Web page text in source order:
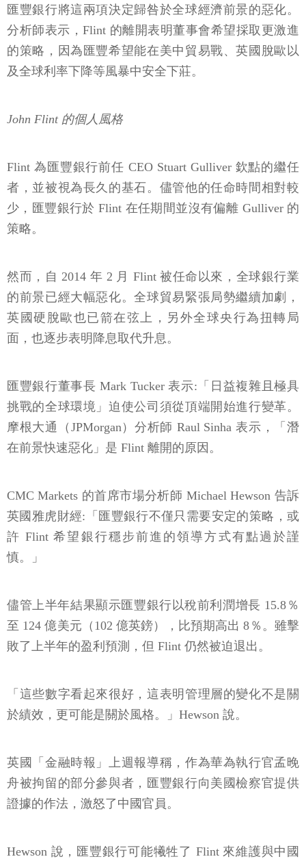
匯豐銀行將這兩項決定歸咎於全球經濟前景的惡化。
分析師表示，Flint 的離開表明董事會希望採取更激進
的策略，因為匯豐希望能在美中貿易戰、英國脫歐以
及全球利率下降等風暴中安全下莊。
John Flint 的個人風格
Flint 為匯豐銀行前任 CEO Stuart Gulliver 欽點的繼任
者，並被視為長久的基石。儘管他的任命時間相對較
少，匯豐銀行於 Flint 在任期間並沒有偏離 Gulliver 的
策略。
然而，自 2014 年 2 月 Flint 被任命以來，全球銀行業
的前景已經大幅惡化。全球貿易緊張局勢繼續加劇，
英國硬脫歐也已箭在弦上，另外全球央行為扭轉局
面，也逐步表明降息取代升息。
匯豐銀行董事長 Mark Tucker 表示:「日益複雜且極具
挑戰的全球環境」迫使公司須從頂端開始進行變革。
摩根大通（JPMorgan）分析師 Raul Sinha 表示，「潛
在前景快速惡化」是 Flint 離開的原因。
CMC Markets 的首席市場分析師 Michael Hewson 告訴
英國雅虎財經:「匯豐銀行不僅只需要安定的策略，或
許 Flint 希望銀行穩步前進的領導方式有點過於謹
慎。」
儘管上半年結果顯示匯豐銀行以稅前利潤增長 15.8％
至 124 億美元（102 億英鎊），比預期高出 8％。雖擊
敗了上半年的盈利預測，但 Flint 仍然被迫退出。
「這些數字看起來很好，這表明管理層的變化不是關
於績效，更可能是關於風格。」Hewson 說。
英國「金融時報」上週報導稱，作為華為執行官孟晚
舟被拘留的部分參與者，匯豐銀行向美國檢察官提供
證據的作法，激怒了中國官員。
Hewson 說，匯豐銀行可能犧牲了 Flint 來維護與中國